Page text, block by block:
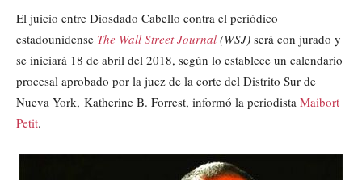
El juicio entre Diosdado Cabello contra el periódico
estadounidense The Wall Street Journal (WSJ) será con jurado y
se iniciará 18 de abril del 2018, según lo establece un calendario
procesal aprobado por la juez de la corte del Distrito Sur de
Nueva York, Katherine B. Forrest, informó la periodista Maibort
Petit.